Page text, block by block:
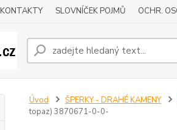
KONTAKTY SLOVNÍČEK POJMŮ OCHR.
Úvod ŠPERKY - DRAHÉ KAMENY
topaz) 3870671-0-0-